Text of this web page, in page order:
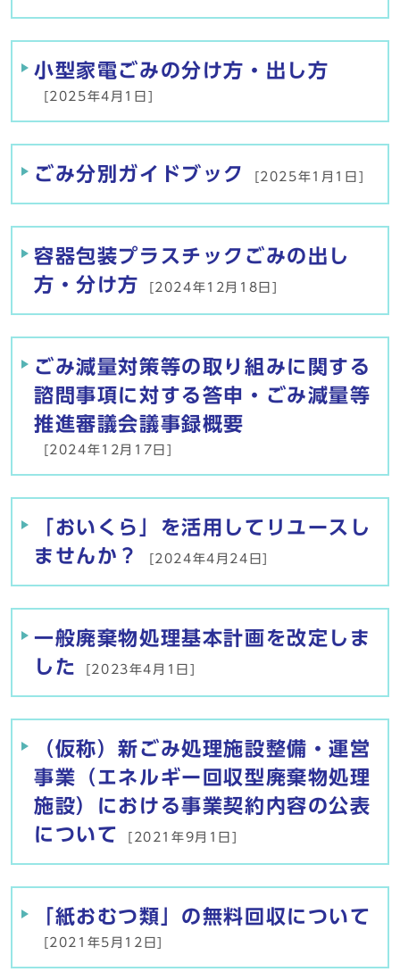
小型家電ごみの分け方・出し方
[2025年4月1日]
ごみ分別ガイドブック [2025年1月1日]
容器包装プラスチックごみの出し
方・分け方
[2024年12月18日]
ごみ減量対策等の取り組みに関する
諮問事項に対する答申・ごみ減量等
推進審議会議事録概要
[2024年12月17日]
「おいくら」を活用してリユースし
ませんか？
[2024年4月24日]
一般廃棄物処理基本計画を改定しま
した
[2023年4月1日]
（仮称）新ごみ処理施設整備・運営
事業（エネルギー回収型廃棄物処理
施設）における事業契約内容の公表
について
[2021年9月1日]
「紙おむつ類」の無料回収について
[2021年5月12日]